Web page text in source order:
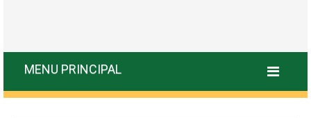
MENU PRINCIPAL